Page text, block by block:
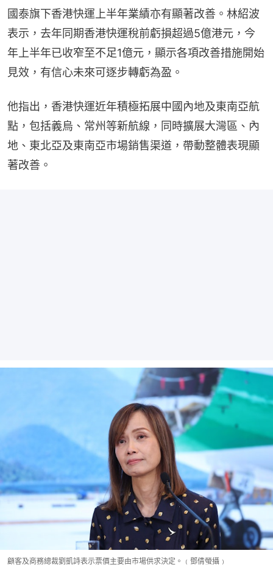
國泰旗下香港快運上半年業績亦有顯著改善。林紹波
表示，去年同期香港快運稅前虧損超過5億港元，今
年上半年已收窄至不足1億元，顯示各項改善措施開始
見效，有信心未來可逐步轉虧為盈。
他指出，香港快運近年積極拓展中國內地及東南亞航
點，包括義烏、常州等新航線，同時擴展大灣區、內
地、東北亞及東南亞市場銷售渠道，帶動整體表現顯
著改善。
顧客及商務總裁劉凱詩表示票價主要由市場供求決定。﹙鄧倩螢攝﹚